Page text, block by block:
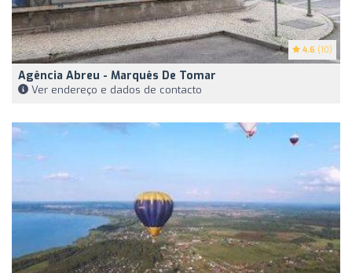
4.6 (10)
Agência Abreu - Marquês De Tomar
Ver endereço e dados de contacto